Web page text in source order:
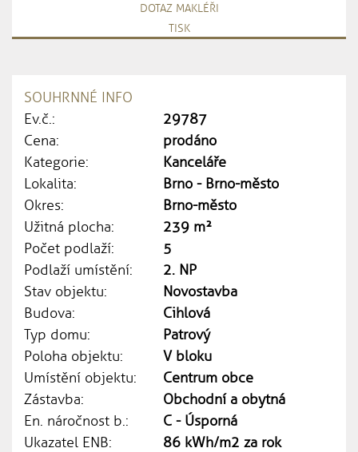
DOTAZ MAKLÉŘI
TISK
SOUHRNNÉ INFO
Ev.č.:
29787
Cena:
prodáno
Kategorie:
Kanceláře
Lokalita:
Brno - Brno-město
Okres:
Brno-město
Užitná plocha:
239 m²
Počet podlaží:
5
Podlaží umístění:
2. NP
Stav objektu:
Novostavba
Budova:
Cihlová
Typ domu:
Patrový
Poloha objektu:
V bloku
Umístění objektu:
Centrum obce
Zástavba:
Obchodní a obytná
En. náročnost b.:
C - Úsporná
Ukazatel ENB:
86 kWh/m2 za rok